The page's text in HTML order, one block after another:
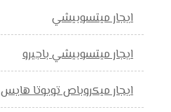
ايجار ميتسوبيشي
ايجار ميتسوبيشي باجيرو
ايجار ميكروباص تويوتا هايس